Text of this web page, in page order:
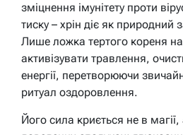
зміцнення імунітету проти
тиску – хрін діє як природний
Лише ложка тертого кореня
активізувати травлення,
енергії, перетворюючи
ритуал оздоровлення.
Його сила криється не в